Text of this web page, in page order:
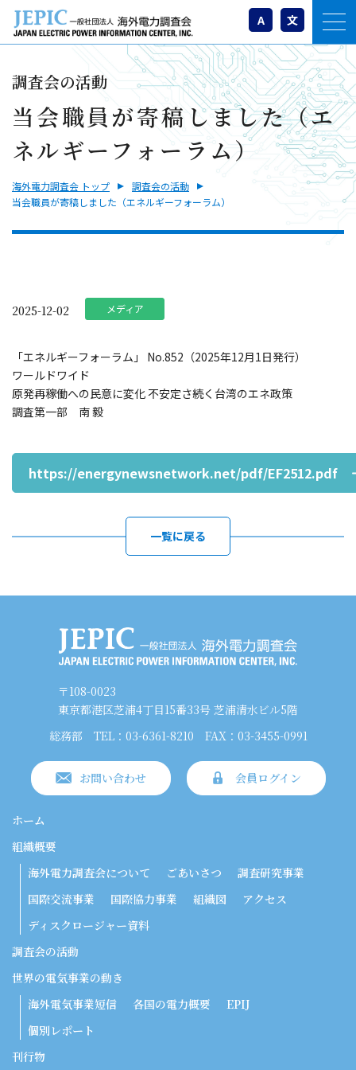
A 文
調査会の活動
当会職員が寄稿しました（エ
ネルギーフォーラム）
海外電力調査会 トップ
調査会の活動
当会職員が寄稿しました（エネルギーフォーラム）
2025-12-02 メディア
「エネルギーフォーラム」 No.852（2025年12月1日発行）
ワールドワイド
原発再稼働への民意に変化 不安定さ続く台湾のエネ政策
調査第一部 南 毅
https://energynewsnetwork.net/pdf/EF2512.pdf
一覧に戻る
〒108-0023
東京都港区芝浦4丁目15番33号 芝浦清水ビル5階
総務部
TEL：03-6361-8210 FAX：03-3455-0991
お問い合わせ 会員ログイン
ホーム
組織概要
海外電力調査会について
ごあいさつ
調査研究事業
国際交流事業
国際協力事業 組織図
アクセス
ディスクロージャー資料
調査会の活動
世界の電気事業の動き
海外電気事業短信
各国の電力概要
EPIJ
個別レポート
刊行物